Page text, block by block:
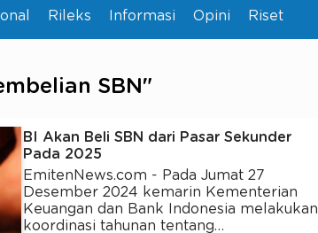
Rileks Informasi Opini Riset
SBN"
BI Akan Beli SBN dari Pasar Sekunder
Pada 2025
EmitenNews.com - Pada Jumat 27
Desember 2024 kemarin Kementerian
Keuangan dan Bank Indonesia melakukan
koordinasi tahunan tentang…